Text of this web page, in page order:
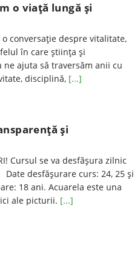
o viață lungă și
conversație despre vitalitate,
în care știința și
ajuta să traversăm anii cu
disciplină, [...]
şi
Cursul se va desfăşura zilnic
desfăşurare curs: 24, 25 şi
18 ani. Acuarela este una
ale picturii. [...]